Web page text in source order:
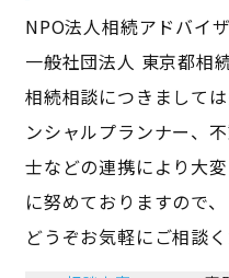
NPO法人相続アドバイ
一般社団法人 東京都
相続相談につきまして
ンシャルプランナー、
士などの連携により大
に努めておりますので、
どうぞお気軽にご相談く